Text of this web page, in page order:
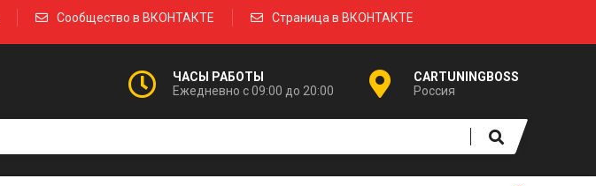
Сообщество в ВКОНТАКТЕ
Страница в ВКОНТАКТЕ
ЧАСЫ РАБОТЫ
Ежедневно с 09:00 до 20:00
CARTUNINGBOSS
Россия